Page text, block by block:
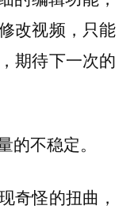
改视频，只能
期待下一次的
不稳定。
奇怪的扭曲，